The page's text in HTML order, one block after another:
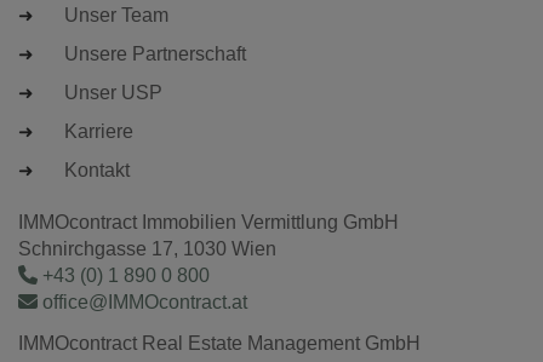
Unser Team
Unsere Partnerschaft
Unser USP
Karriere
Kontakt
IMMOcontract Immobilien Vermittlung GmbH
Schnirchgasse 17, 1030 Wien
+43 (0) 1 890 0 800
office@IMMOcontract.at
IMMOcontract Real Estate Management GmbH